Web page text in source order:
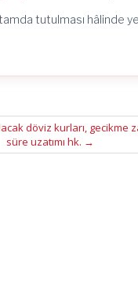
tutulması hâlinde
döviz kurları, gecikme
süre uzatımı hk. →